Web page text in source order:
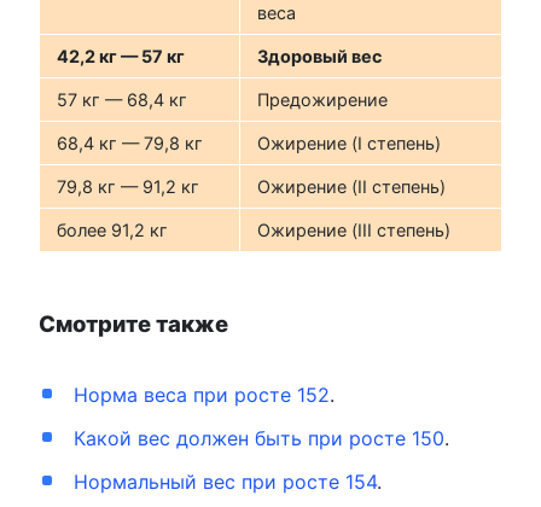
веса
42,2 кг — 57 кг Здоровый вес
57 кг — 68,4 кг Предожирение
68,4 кг — 79,8 кг Ожирение (I степень)
79,8 кг — 91,2 кг Ожирение (II степень)
более 91,2 кг Ожирение (III степень)
Смотрите также
Норма веса при росте 152.
Какой вес должен быть при росте 150.
Нормальный вес при росте 154.